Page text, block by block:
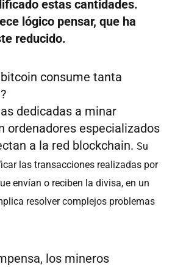
estas cantidades.
lógico pensar, que ha
reducido.
consume tanta
dedicadas a minar
ordenadores especializados
a la red blockchain. Su
las transacciones realizadas por
envían o reciben la divisa, en un
resolver complejos problemas
los mineros